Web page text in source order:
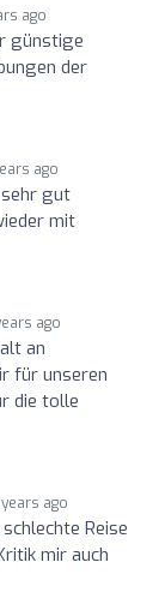
ago
günstige
der
ago
gut
mit
ago
an
für unseren
die tolle
ago
Reise
mir auch